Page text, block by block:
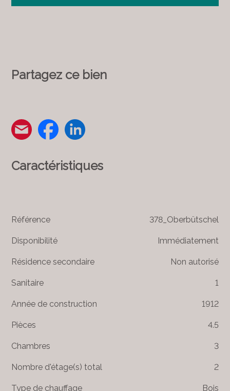
Partagez ce bien
Caractéristiques
Référence 378_Oberbütschel
Disponibilité Immédiatement
Résidence secondaire Non autorisé
Sanitaire 1
Année de construction 1912
Pièces 4.5
Chambres 3
Nombre d'étage(s) total 2
Type de chauffage Bois